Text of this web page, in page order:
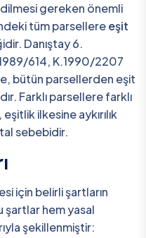
gereken önemli
tüm parsellereeşit
Danıştay 6.
614, K.1990/2207
bütün parsellerden eşit
Farklı parsellere farklı
ilkesine aykırılık
sebebidir.
için belirli şartların
şartlar hem yasal
şekillenmiştir: